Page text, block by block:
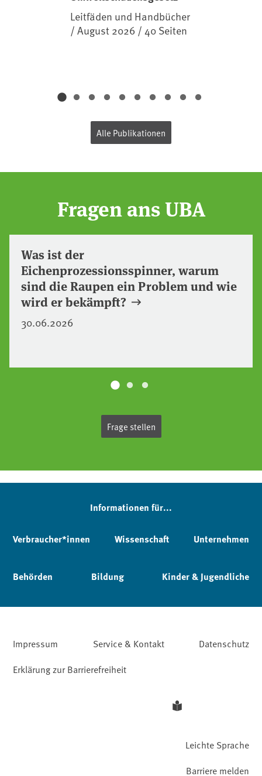
Leitfäden und Handbücher
/ August 2026 / 40 Seiten
Alle Publikationen
Fragen ans UBA
Was ist der
Eichenprozessionsspinner, warum
sind die Raupen ein Problem und wie
wird er bekämpft?
30.06.2026
Frage stellen
Informationen für...
Verbraucher*innen Wissenschaft Unternehmen
Behörden Bildung Kinder & Jugendliche
Impressum Service & Kontakt
Datenschutz
Erklärung zur Barrierefreiheit
Leichte Sprache
Barriere melden